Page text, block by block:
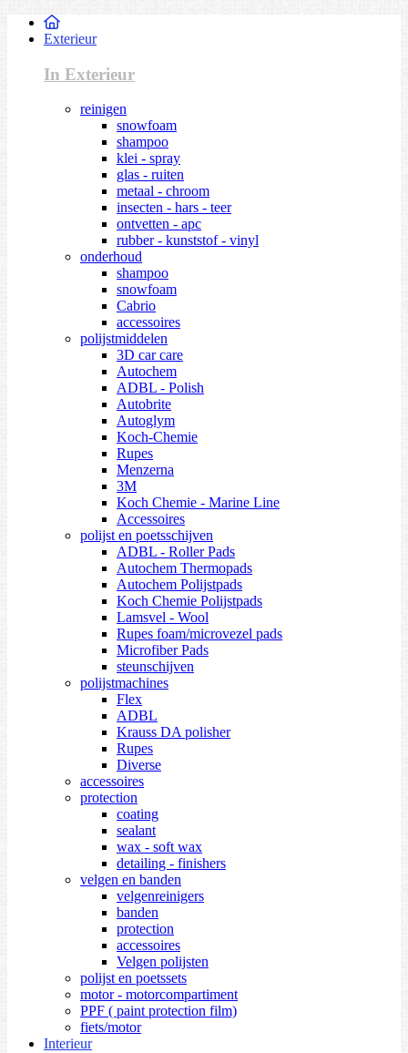
Exterieur
In Exterieur
reinigen
snowfoam
shampoo
klei - spray
glas - ruiten
metaal - chroom
insecten - hars - teer
ontvetten - apc
rubber - kunststof - vinyl
onderhoud
shampoo
snowfoam
Cabrio
accessoires
polijstmiddelen
3D car care
Autochem
ADBL - Polish
Autobrite
Autoglym
Koch-Chemie
Rupes
Menzerna
3M
Koch Chemie - Marine Line
Accessoires
polijst en poetsschijven
ADBL - Roller Pads
Autochem Thermopads
Autochem Polijstpads
Koch Chemie Polijstpads
Lamsvel - Wool
Rupes foam/microvezel pads
Microfiber Pads
steunschijven
polijstmachines
Flex
ADBL
Krauss DA polisher
Rupes
Diverse
accessoires
protection
coating
sealant
wax - soft wax
detailing - finishers
velgen en banden
velgenreinigers
banden
protection
accessoires
Velgen polijsten
polijst en poetssets
motor - motorcompartiment
PPF ( paint protection film)
fiets/motor
Interieur